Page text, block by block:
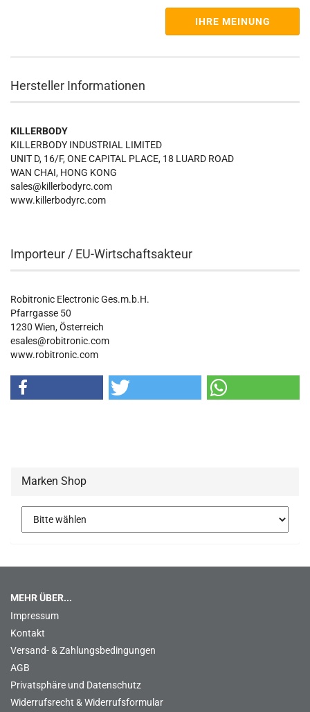
IHRE MEINUNG
Hersteller Informationen
KILLERBODY
KILLERBODY INDUSTRIAL LIMITED
UNIT D, 16/F, ONE CAPITAL PLACE, 18 LUARD ROAD
WAN CHAI, HONG KONG
sales@killerbodyrc.com
www.killerbodyrc.com
Importeur / EU-Wirtschaftsakteur
Robitronic Electronic Ges.m.b.H.
Pfarrgasse 50
1230 Wien, Österreich
esales@robitronic.com
www.robitronic.com
Marken Shop
MEHR ÜBER...
Impressum
Kontakt
Versand- & Zahlungsbedingungen
AGB
Privatsphäre und Datenschutz
Widerrufsrecht & Widerrufsformular